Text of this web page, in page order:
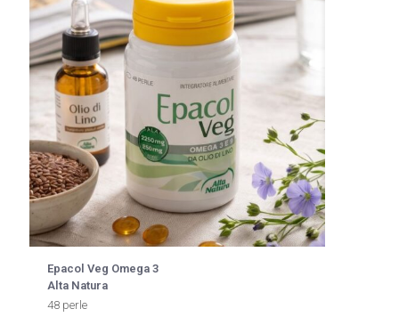
Epacol Veg Omega 3
Alta Natura
48 perle